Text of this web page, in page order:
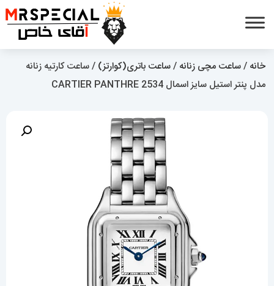
خانه /ساعت مچی زنانه /ساعت باتری(کوارتز) / ساعت کارتیه زنانه
مدل پنتر استیل سایز اسمال CARTIER PANTHRE 2534